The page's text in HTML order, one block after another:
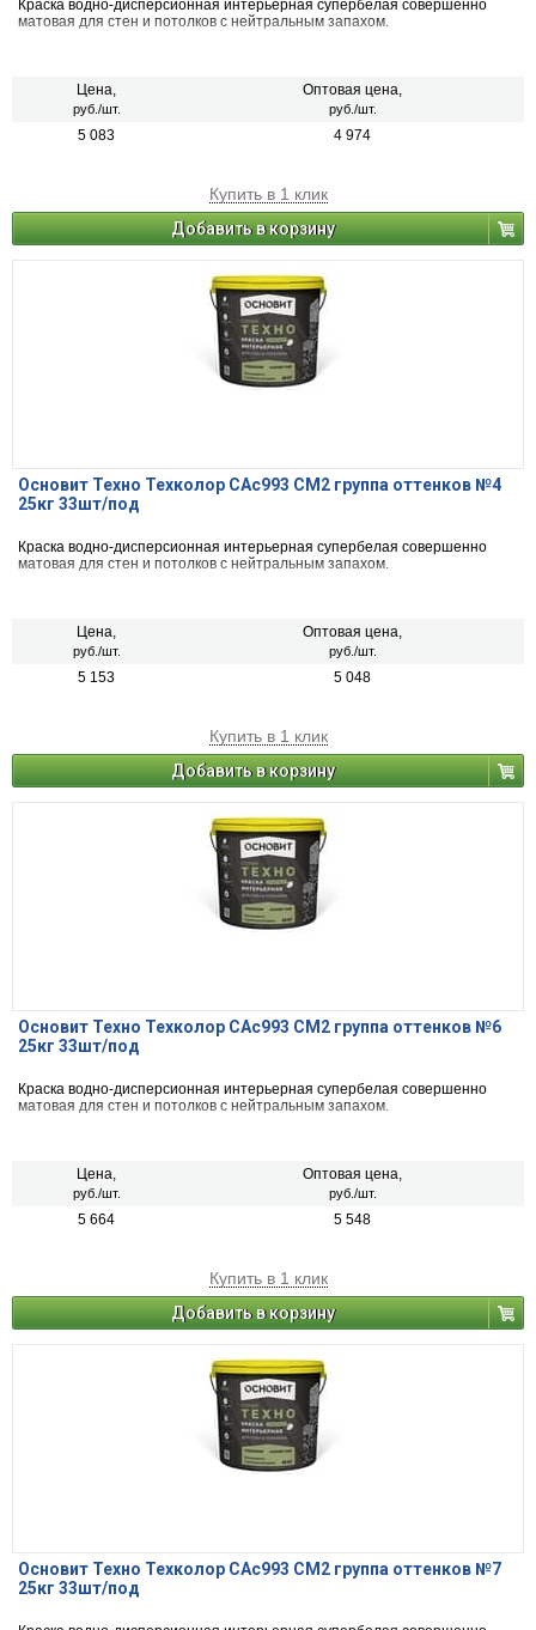
Краска водно-дисперсионная интерьерная супербелая совершенно
матовая для стен и потолков с нейтральным запахом.
Цена,
руб./шт.
Оптовая цена,
руб./шт.
5 083 4 974
Купить в 1 клик
Добавить в корзину
Основит Техно Техколор САс993 СМ2 группа оттенков №4
25кг 33шт/под
Краска водно-дисперсионная интерьерная супербелая совершенно
матовая для стен и потолков с нейтральным запахом.
Цена,
руб./шт.
Оптовая цена,
руб./шт.
5 153 5 048
Купить в 1 клик
Добавить в корзину
Основит Техно Техколор САс993 СМ2 группа оттенков №6
25кг 33шт/под
Краска водно-дисперсионная интерьерная супербелая совершенно
матовая для стен и потолков с нейтральным запахом.
Цена,
руб./шт.
Оптовая цена,
руб./шт.
5 664 5 548
Купить в 1 клик
Добавить в корзину
Основит Техно Техколор САс993 СМ2 группа оттенков №7
25кг 33шт/под